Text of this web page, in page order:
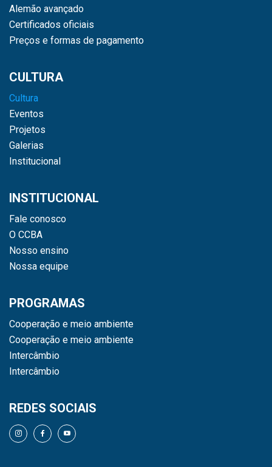
Alemão avançado
Certificados oficiais
Preços e formas de pagamento
CULTURA
Cultura
Eventos
Projetos
Galerias
Institucional
INSTITUCIONAL
Fale conosco
O CCBA
Nosso ensino
Nossa equipe
PROGRAMAS
Cooperação e meio ambiente
Cooperação e meio ambiente
Intercâmbio
Intercâmbio
REDES SOCIAIS